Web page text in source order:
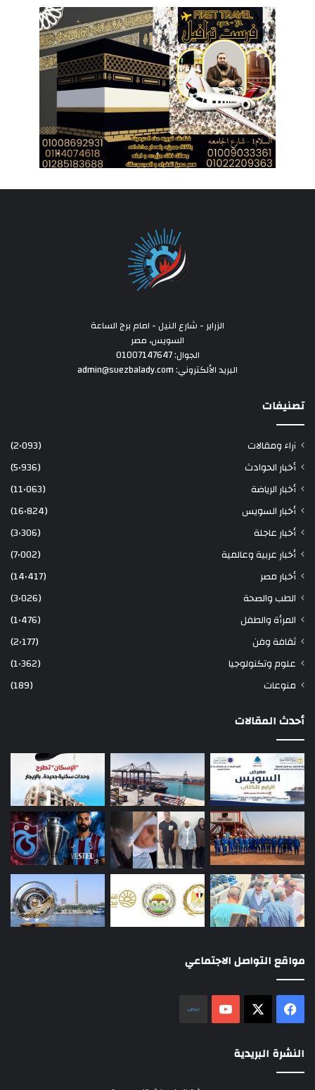
الزراير - شارع النيل - امام برج الساعة
السويس، مصر
الجوال: 01007147647
البريد الألكتروني: admin@suezbalady.com
تصنيفات
آراء ومقالات
(2٬093)
أخبار الحوادث
(5٬936)
أخبار الرياضة
(11٬063)
أخبار السويس
(16٬824)
أخبار عاجلة
(3٬306)
أخبار عربية وعالمية
(7٬002)
أخبار مصر
(14٬417)
الطب والصحة
(3٬026)
المرأة والطفل
(1٬476)
ثقافة وفن
(2٬177)
علوم وتكنولوجيا
(1٬362)
منوعات
(189)
أحدث المقالات
مواقع التواصل الاجتماعي
فيسبوك ‫YouTube
النشرة البريدية